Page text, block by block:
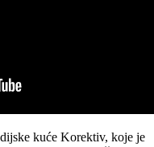
kuće Korektiv, koje je